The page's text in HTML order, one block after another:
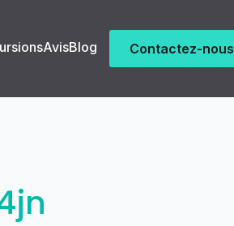
AvisBlog Contactez-nous